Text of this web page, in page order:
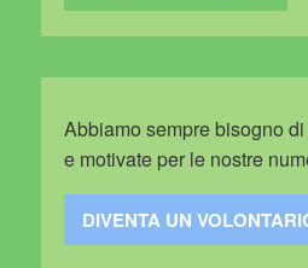
Abbiamo sempre bisogno
e motivate per le nostre
DIVENTA UN